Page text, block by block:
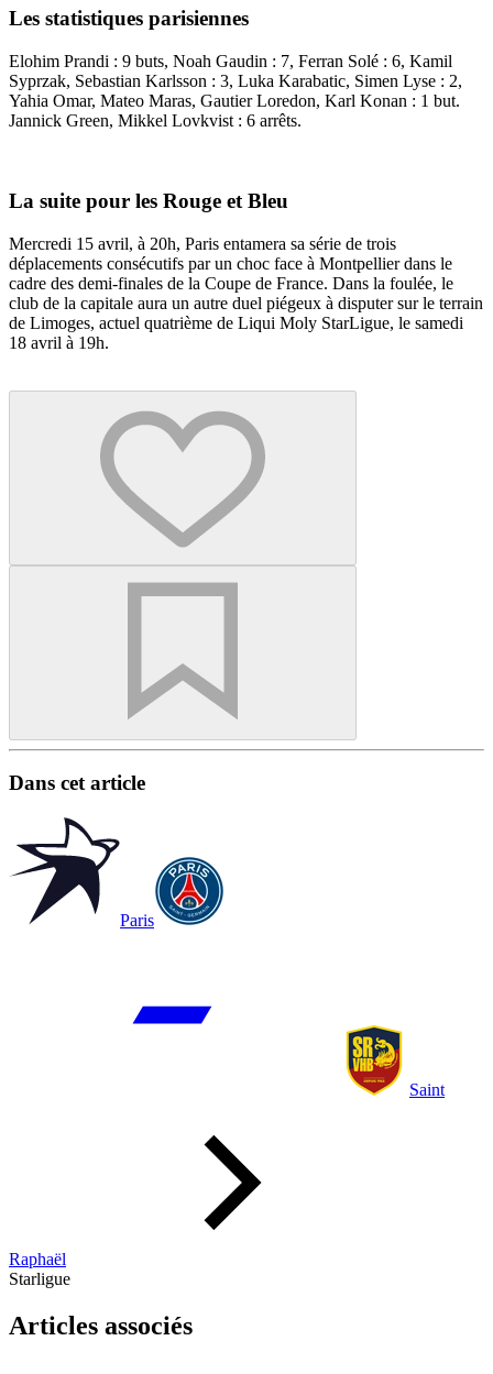
Les statistiques parisiennes
Elohim Prandi : 9 buts, Noah Gaudin : 7, Ferran Solé : 6, Kamil
Syprzak, Sebastian Karlsson : 3, Luka Karabatic, Simen Lyse : 2,
Yahia Omar, Mateo Maras, Gautier Loredon, Karl Konan : 1 but.
Jannick Green, Mikkel Lovkvist : 6 arrêts.
La suite pour les Rouge et Bleu
Mercredi 15 avril, à 20h, Paris entamera sa série de trois
déplacements consécutifs par un choc face à Montpellier dans le
cadre des demi-finales de la Coupe de France. Dans la foulée, le
club de la capitale aura un autre duel piégeux à disputer sur le terrain
de Limoges, actuel quatrième de Liqui Moly StarLigue, le samedi
18 avril à 19h.
Dans cet article
Paris
Saint
Raphaël
Starligue
Articles associés